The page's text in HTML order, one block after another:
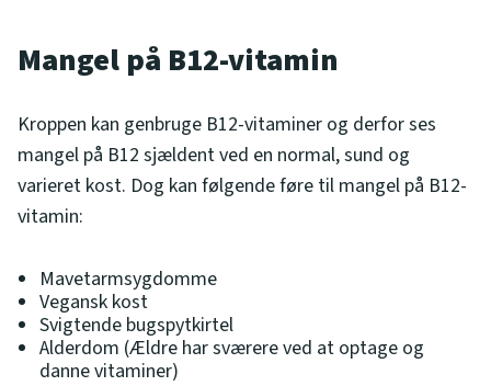
Mangel på B12-vitamin
Kroppen kan genbruge B12-vitaminer og derfor ses
mangel på B12 sjældent ved en normal, sund og
varieret kost. Dog kan følgende føre til mangel på B12-
vitamin:
Mavetarmsygdomme
Vegansk kost
Svigtende bugspytkirtel
Alderdom (Ældre har sværere ved at optage og
danne vitaminer)